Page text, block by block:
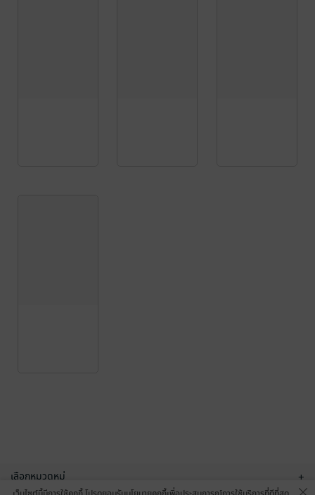
เลือกหมวดหมู่ +